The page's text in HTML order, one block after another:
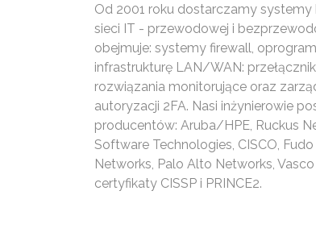
Od 2001 roku dostarczamy
sieci IT - przewodowej i
obejmuje: systemy firewall,
infrastrukturę LAN/WAN:
rozwiązania monitorujące oraz
autoryzacji 2FA. Nasi inżynierowie
producentów: Aruba/HPE, Ruckus
Software Technologies, CISCO,
Networks, Palo Alto Networks,
certyfikaty CISSP i PRINCE2.